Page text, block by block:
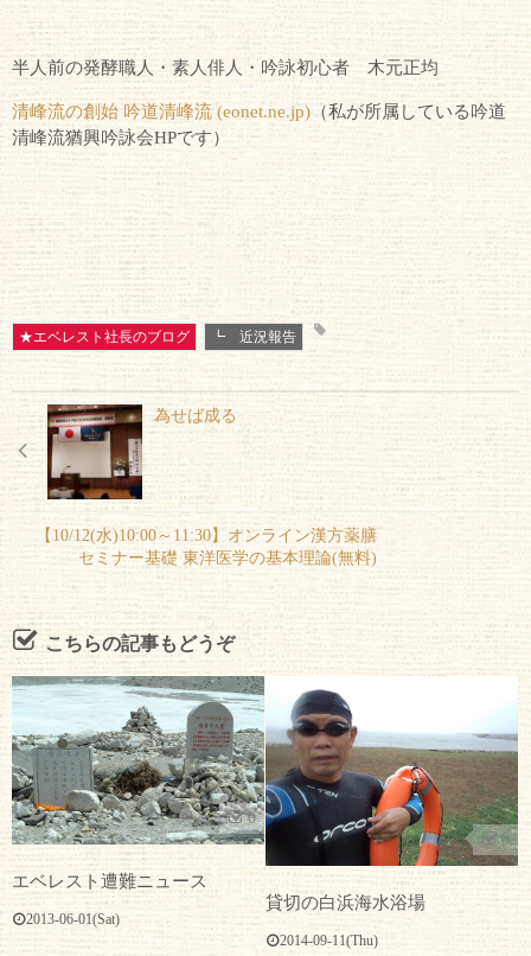
半人前の発酵職人・素人俳人・吟詠初心者 木元正均
清峰流の創始 吟道清峰流 (eonet.ne.jp) （私が所属している吟道
清峰流猶興吟詠会HPです）
★エベレスト社長のブログ ┗ 近況報告
為せば成る
【10/12(水)10:00～11:30】オンライン漢方薬膳
セミナー基礎 東洋医学の基本理論(無料)
こちらの記事もどうぞ
0
エベレスト遭難ニュース
2013-06-01(Sat)
0
貸切の白浜海水浴場
2014-09-11(Thu)